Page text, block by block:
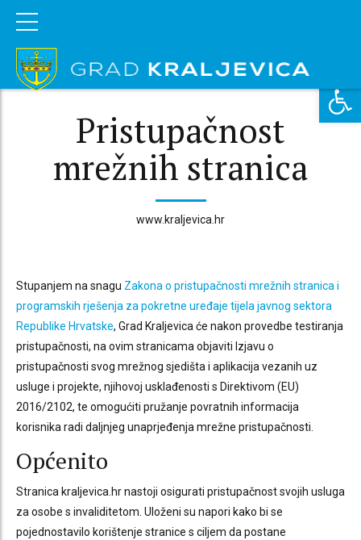
Pristupačnost
mrežnih stranica
www.kraljevica.hr
Stupanjem na snagu Zakona o pristupačnosti mrežnih stranica i
programskih rješenja za pokretne uređaje tijela javnog sektora
Republike Hrvatske, Grad Kraljevica će nakon provedbe testiranja
pristupačnosti, na ovim stranicama objaviti Izjavu o
pristupačnosti svog mrežnog sjedišta i aplikacija vezanih uz
usluge i projekte, njihovoj usklađenosti s Direktivom (EU)
2016/2102, te omogućiti pružanje povratnih informacija
korisnika radi daljnjeg unaprjeđenja mrežne pristupačnosti.
Općenito
Stranica kraljevica.hr nastoji osigurati pristupačnost svojih usluga
za osobe s invaliditetom. Uloženi su napori kako bi se
pojednostavilo korištenje stranice s ciljem da postane